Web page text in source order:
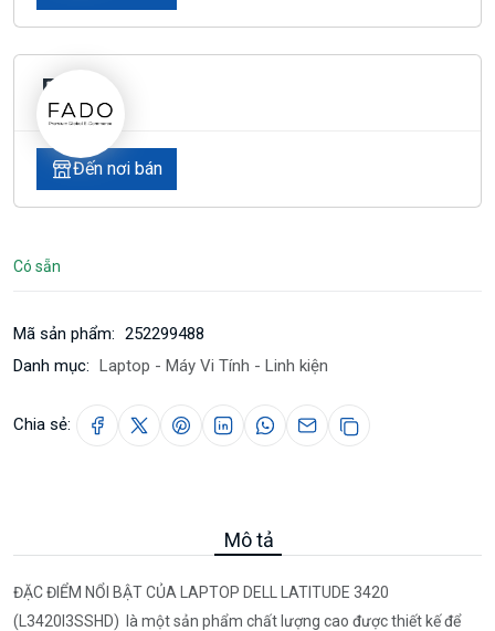
Fado
Đến nơi bán
Có sẵn
Mã sản phẩm: 252299488
Danh mục: Laptop - Máy Vi Tính - Linh kiện
Chia sẻ:
Mô tả
ĐẶC ĐIỂM NỔI BẬT CỦA LAPTOP DELL LATITUDE 3420
(L3420I3SSHD) là một sản phẩm chất lượng cao được thiết kế để